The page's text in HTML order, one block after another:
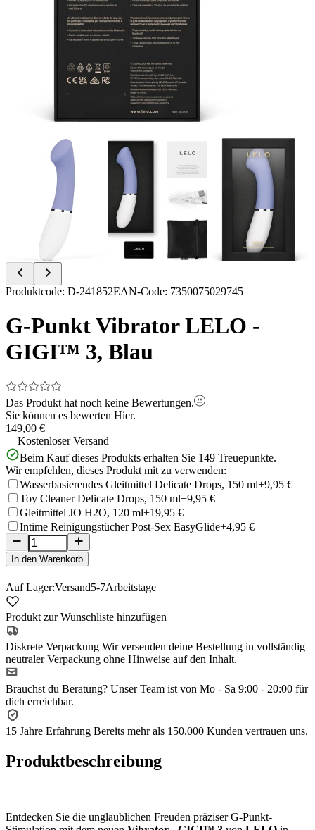
Item
of
4
Produktcode: D-241852EAN-Code: 7350075029745
G-Punkt Vibrator LELO -
GIGI™ 3, Blau
Das Produkt hat noch keine Bewertungen.
Sie können es bewerten Hier.
149,00 €
Kostenloser Versand
Beim Kauf dieses Produkts erhalten Sie 149 Treuepunkte.
Wir empfehlen, dieses Produkt mit zu verwenden:
Wasserbasierendes Gleitmittel Delicate Drops, 150 ml+9,95 €
Toy Cleaner Delicate Drops, 150 ml+9,95 €
Gleitmittel JO H2O, 120 ml+19,95 €
Intime Reinigungstücher Post-Sex EasyGlide+4,95 €
In den Warenkorb
Auf Lager:Versand5-7Arbeitstage
Produkt zur Wunschliste hinzufügen
Diskrete Verpackung Wir versenden deine Bestellung in vollständig
neutraler Verpackung ohne Hinweise auf den Inhalt.
Brauchst du Beratung? Unser Team ist von Mo - Sa 9:00 - 20:00 für
dich erreichbar.
15 Jahre Erfahrung Bereits mehr als 150.000 Kunden vertrauen uns.
Produktbeschreibung
Entdecken Sie die unglaublichen Freuden präziser G-Punkt-